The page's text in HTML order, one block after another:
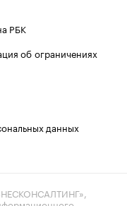
РБК
об ограничениях
данных